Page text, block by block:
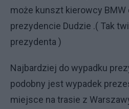
może kunszt kierowcy BMW
prezydencie Dudzie .( Tak
prezydenta )
Najbardziej do wypadku
podobny jest wypadek
miejsce na trasie z